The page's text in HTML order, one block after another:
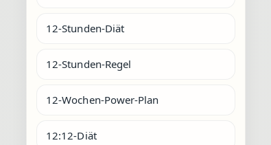
12-Stunden-Diät
12-Stunden-Regel
12-Wochen-Power-Plan
12:12-Diät